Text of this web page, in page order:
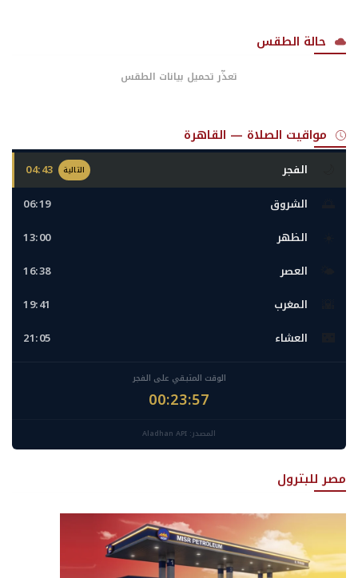
حالة الطقس
تعذّر تحميل بيانات الطقس
مواقيت الصلاة — القاهرة
الفجر التالية 04:43
الشروق 06:19
الظهر 13:00
العصر 16:38
المغرب 19:41
العشاء 21:05
الوقت المتبقي على الفجر
00:23:56
المصدر: Aladhan API
مصر للبترول